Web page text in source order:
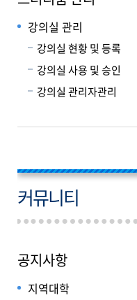
강의실 관리
강의실 현황 및 등록
강의실 사용 및 승인
강의실 관리자관리
커뮤니티
공지사항
지역대학